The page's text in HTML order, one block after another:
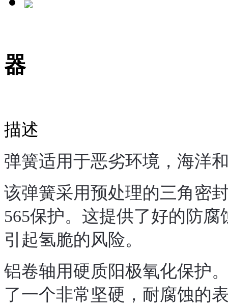
器
描述
弹簧适用于恶劣环境，海洋
该弹簧采用预处理的三角密
565保护。这提供了好的防
引起氢脆的风险。
铝卷轴用硬 质阳极氧化保护
了一个非常坚硬，耐腐蚀的